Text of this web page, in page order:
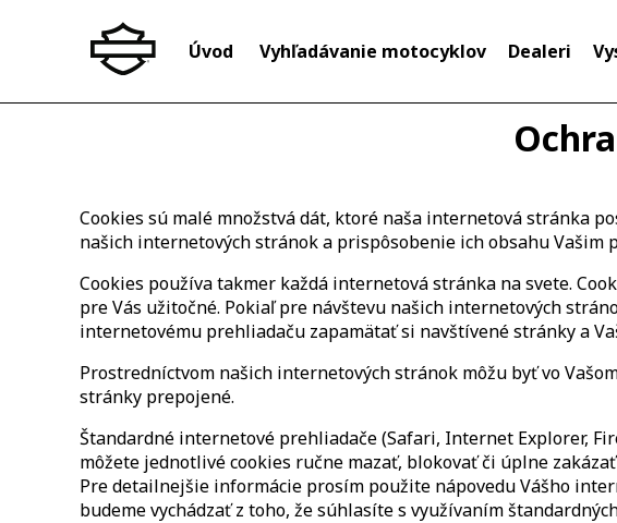
Cookies sú malé množstvá dát, ktoré naša internetová stránka
našich internetových stránok a prispôsobenie ich obsahu Vašim
Cookies používa takmer každá internetová stránka na svete.
pre Vás užitočné. Pokiaľ pre návštevu našich internetových
internetovému prehliadaču zapamätať si navštívené stránky a
Prostredníctvom našich internetových stránok môžu byť vo
stránky prepojené.
Štandardné internetové prehliadače (Safari, Internet Explorer,
môžete jednotlivé cookies ručne mazať, blokovať či úplne
Pre detailnejšie informácie prosím použite nápovedu Vášho
budeme vychádzať z toho, že súhlasíte s využívaním
Úvod Vyhľadávanie motocyklov Dealeri